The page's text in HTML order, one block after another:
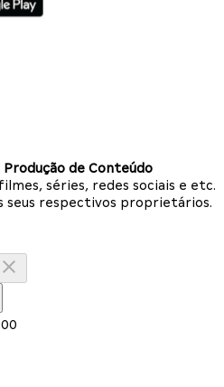
de Conteúdo
séries, redes sociais e etc.
seus respectivos proprietários.